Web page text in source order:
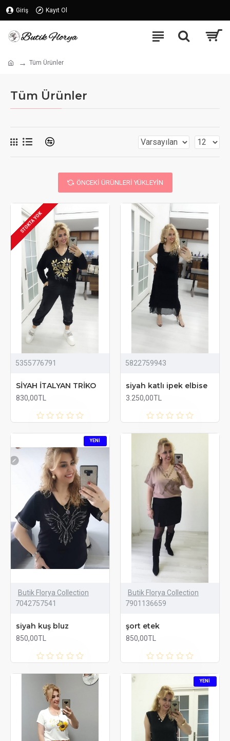
Giriş Kayıt Ol
Tüm Ürünler
Tüm Ürünler
ÖNCEKI ÜRÜNLERI YÜKLEYIN
STOKTA YOK
5355776791
SİYAH İTALYAN TRİKO
830,00TL
5822759943
siyah katlı ipek elbise
3.250,00TL
YENI
Butik Florya Collection
7042757541
siyah kuş bluz
850,00TL
Butik Florya Collection
7901136659
şort etek
850,00TL
YENI